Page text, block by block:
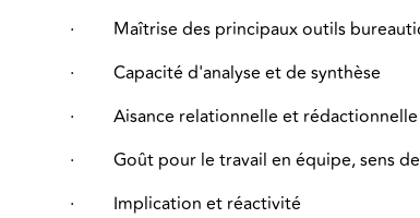
·
Maîtrise des principaux outils
·
Capacité d'analyse et de synthèse
·
Aisance relationnelle et
·
Goût pour le travail en équipe, sens
·
Implication et réactivité